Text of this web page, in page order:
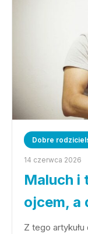
Dobre
14 czerwca 2026
Maluch i
ojcem, a
Z tego